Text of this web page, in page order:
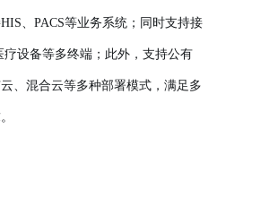
、PACS等业务系统；同时支持接
疗设备等多终端；此外，支持公有
、混合云等多种部署模式，满足多